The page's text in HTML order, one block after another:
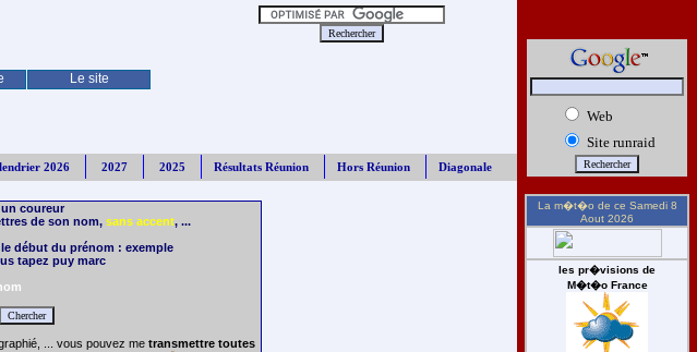
Le site
2026 2027 2025 Résultats Réunion Hors Réunion Diagonale
coureur
de son nom, sans accent, ...
début du prénom : exemple
tapez puy marc
... vous pouvez me transmettre toutes
Web
Site runraid
La m�t�o de ce Samedi 8
Aout 2026
les pr�visions de
M�t�o France